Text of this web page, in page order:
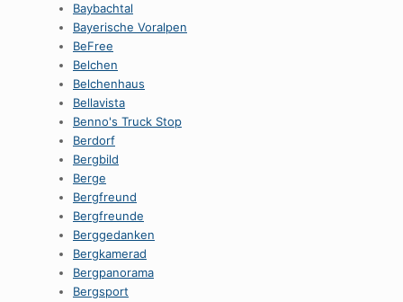
Baybachtal
Bayerische Voralpen
BeFree
Belchen
Belchenhaus
Bellavista
Benno's Truck Stop
Berdorf
Bergbild
Berge
Bergfreund
Bergfreunde
Berggedanken
Bergkamerad
Bergpanorama
Bergsport